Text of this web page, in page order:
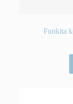
Funkita